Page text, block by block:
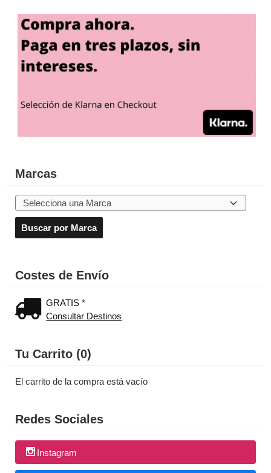
Marcas
Costes de Envío
GRATIS *
Consultar Destinos
Tu Carrito (0)
El carrito de la compra está vacío
Redes Sociales
Instagram